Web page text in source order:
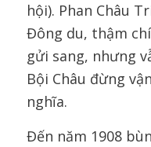
hội). Phan Châu
Đông du, thậm
gửi sang, nhưng
Bội Châu đừng
nghĩa.
Đến năm 1908